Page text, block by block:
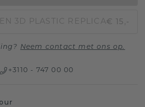
3D PLASTIC REPLICA€ 15,-
Neem contact met ons op.
+3110 - 747 00 00